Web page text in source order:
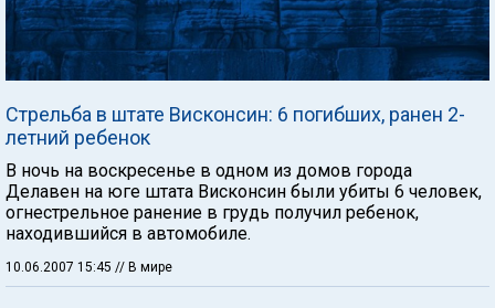
Стрельба в штате Висконсин: 6 погибших, ранен 2-
летний ребенок
В ночь на воскресенье в одном из домов города
Делавен на юге штата Висконсин были убиты 6 человек,
огнестрельное ранение в грудь получил ребенок,
находившийся в автомобиле.
10.06.2007 15:45 // В мире